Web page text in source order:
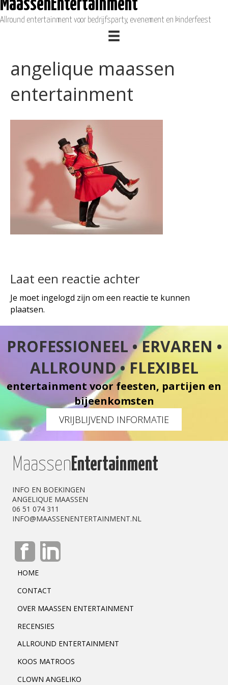
MaassenEntertainment
Allround entertainment voor bedrijfsparty, evenement en kinderfeest
angelique maassen
entertainment
Laat een reactie achter
Je moet ingelogd zijn om een reactie te kunnen
plaatsen.
PROFESSIONEEL • ERVAREN •
ALLROUND • FLEXIBEL
entertainment voor feesten, partijen en
bijeenkomsten
VRIJBLIJVEND INFORMATIE
Maassen Entertainment
INFO EN BOEKINGEN
ANGELIQUE MAASSEN
06 51 074 311
INFO@MAASSENENTERTAINMENT.NL
HOME
CONTACT
OVER MAASSEN ENTERTAINMENT
RECENSIES
ALLROUND ENTERTAINMENT
KOOS MATROOS
CLOWN ANGELIKO